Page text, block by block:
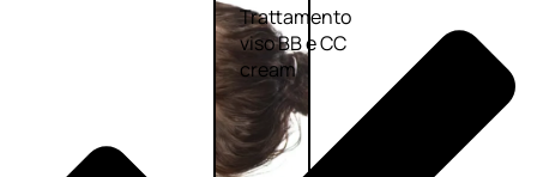
Trattamento
viso BB e CC
cream